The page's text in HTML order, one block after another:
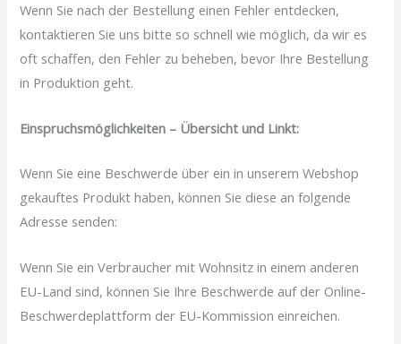
Wenn Sie nach der Bestellung einen Fehler entdecken,
kontaktieren Sie uns bitte so schnell wie möglich, da wir es
oft schaffen, den Fehler zu beheben, bevor Ihre Bestellung
in Produktion geht.
Einspruchsmöglichkeiten – Übersicht und Linkt:
Wenn Sie eine Beschwerde über ein in unserem Webshop
gekauftes Produkt haben, können Sie diese an folgende
Adresse senden:
Wenn Sie ein Verbraucher mit Wohnsitz in einem anderen
EU-Land sind, können Sie Ihre Beschwerde auf der Online-
Beschwerdeplattform der EU-Kommission einreichen.